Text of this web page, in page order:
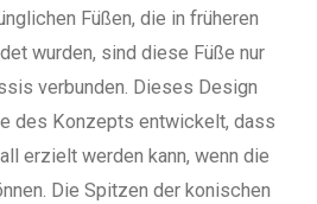
Füßen, die in früheren
wurden, sind diese Füße nur
verbunden. Dieses Design
des Konzepts entwickelt, dass
erzielt werden kann, wenn die
Die Spitzen der konischen